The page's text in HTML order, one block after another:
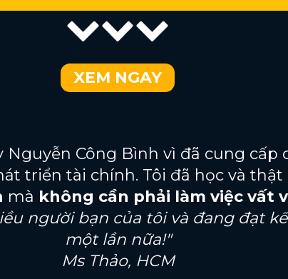
XEM NGAY
Nguyễn Công Bình vì đã cung
triển tài chính. Tôi đã học và
mà không cần phải làm việc vất
người bạn của tôi và đang đạt
một lần nữa!"
Ms Thảo, HCM